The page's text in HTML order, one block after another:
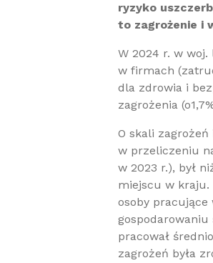
ryzyko
to zagrożenie i
W 2024 r. w
w firmach
dla zdrowia i
zagrożenia
O skali
w przeliczeniu
w 2023 r.), był
miejscu w kraju.
osoby pracujące
pracował
zagrożeń była